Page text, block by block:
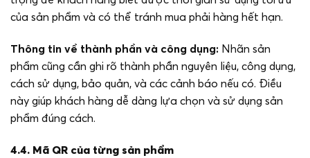
của sản phẩm và có thể tránh mua phải hàng hết hạn.
Thông tin về thành phần và công dụng: Nhãn sản
phẩm cũng cần ghi rõ thành phần nguyên liệu, công dụng,
cách sử dụng, bảo quản, và các cảnh báo nếu có. Điều
này giúp khách hàng dễ dàng lựa chọn và sử dụng sản
phẩm đúng cách.
4.4. Mã QR của từng sản phẩm